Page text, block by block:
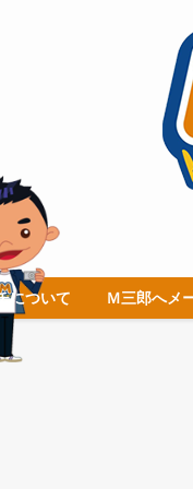
について Ｍ三郎へメ